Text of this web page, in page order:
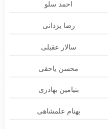
احمد سلو
رضا یزدانی
سالار عقیلی
محسن یاحقی
بنیامین بهادری
بهنام علمشاهی